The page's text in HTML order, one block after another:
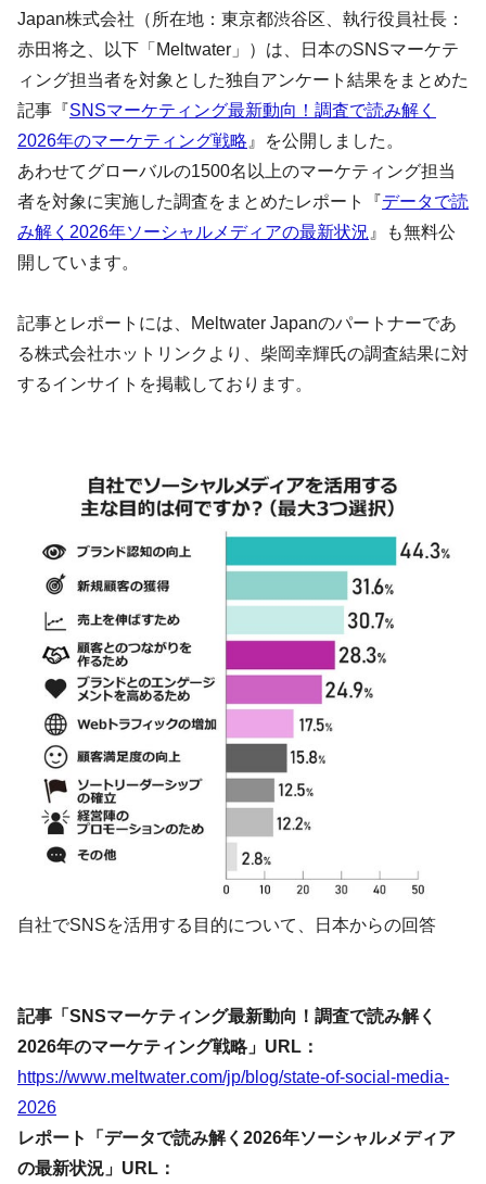
Japan株式会社（所在地：東京都渋谷区、執行役員社長：
赤田将之、以下「Meltwater」）は、日本のSNSマーケテ
ィング担当者を対象とした独自アンケート結果をまとめた
記事『SNSマーケティング最新動向！調査で読み解く
2026年のマーケティング戦略 』を公開しました。
あわせてグローバルの1500名以上のマーケティング担当
者を対象に実施した調査をまとめたレポート『データで読
み解く 2026年ソーシャルメディアの最新状況 』も無料公
開しています。
記事とレポートには、Meltwater Japanのパートナーであ
る株式会社ホットリンクより、柴岡幸輝氏の調査結果に対
するインサイトを掲載しております。
自社でSNSを活用する目的について、日本からの回答
記事「SNSマーケティング最新動向！調査で読み解く
2026年のマーケティング戦略」URL：
https://www.meltwater.com/jp/blog/state-of-social-media-
2026
レポート「データで読み解く2026年ソーシャルメディア
の最新状況」URL：